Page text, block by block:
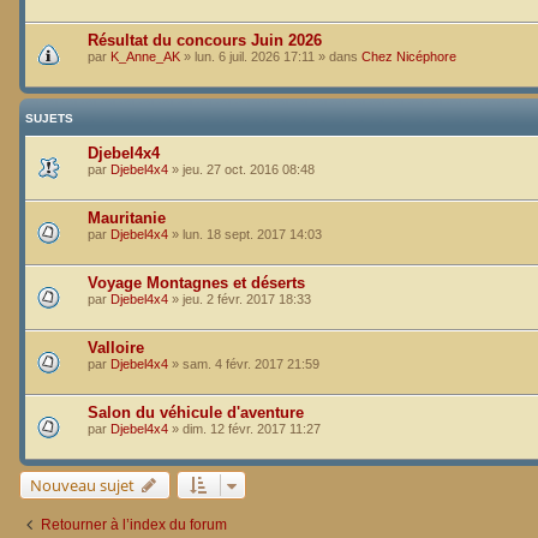
Résultat du concours Juin 2026
par K_Anne_AK » lun. 6 juil. 2026 17:11 » dans Chez Nicéphore
SUJETS
Djebel4x4
par Djebel4x4 » jeu. 27 oct. 2016 08:48
Mauritanie
par Djebel4x4 » lun. 18 sept. 2017 14:03
Voyage Montagnes et déserts
par Djebel4x4 » jeu. 2 févr. 2017 18:33
Valloire
par Djebel4x4 » sam. 4 févr. 2017 21:59
Salon du véhicule d'aventure
par Djebel4x4 » dim. 12 févr. 2017 11:27
Nouveau sujet
Retourner à l’index du forum